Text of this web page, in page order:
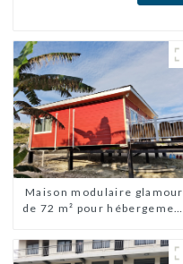
Maison modulaire glamour
de 72 m² pour hébergement